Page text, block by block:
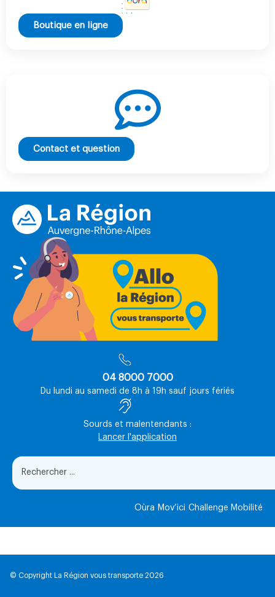
Boutique en ligne
Contact et question
04 8000 7000
Du lundi au samedi de 8h à 19h sauf jours fériés
Sourds et malentendants :
Lancer l'application
Oùra Mov’ici Challenge Mobilité
© Copyright La Région vous transporte 2026